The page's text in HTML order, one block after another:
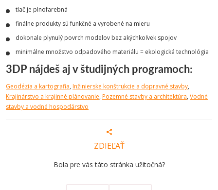
tlač je plnofarebná
finálne produkty sú funkčné a vyrobené na mieru
dokonale plynulý povrch modelov bez akýchkoľvek spojov
minimálne množstvo odpadového materiálu = ekologická technológia
3DPnájdeš aj v študijných programoch:
Geodézia a kartografia, Inžinierske konštrukcie a dopravné stavby,
Krajinárstvo a krajinné plánovanie, Pozemné stavby a architektúra, Vodné
stavby a vodné hospodárstvo
ZDIEĽAŤ
Bola pre vás táto stránka užitočná?